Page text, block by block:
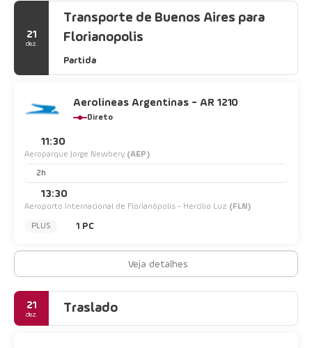
21
dez.
Transporte de Buenos Aires para
Florianopolis
Partida
Aerolineas Argentinas - AR 1210
Direto
11:30
Aeroparque Jorge Newbery (AEP)
2h
13:30
Aeroporto Internacional de Florianópolis - Hercílio Luz (FLN)
PLUS 1 PC
Veja detalhes
21
dez. Traslado